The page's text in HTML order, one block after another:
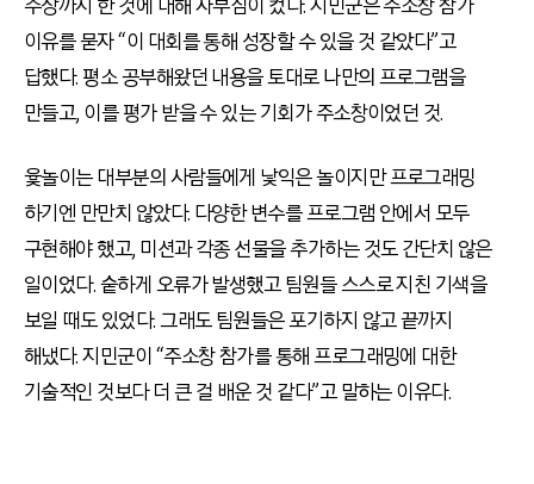
수상까지 한 것에 대해 자부심이 컸다. 지민군은 주소창 참가
이유를 묻자 “이 대회를 통해 성장할 수 있을 것 같았다”고
답했다. 평소 공부해왔던 내용을 토대로 나만의 프로그램을
만들고, 이를 평가 받을 수 있는 기회가 주소창이었던 것.
윷놀이는 대부분의 사람들에게 낯익은 놀이지만 프로그래밍
하기엔 만만치 않았다. 다양한 변수를 프로그램 안에서 모두
구현해야 했고, 미션과 각종 선물을 추가하는 것도 간단치 않은
일이었다. 숱하게 오류가 발생했고 팀원들 스스로 지친 기색을
보일 때도 있었다. 그래도 팀원들은 포기하지 않고 끝까지
해냈다. 지민군이 “주소창 참가를 통해 프로그래밍에 대한
기술적인 것보다 더 큰 걸 배운 것 같다”고 말하는 이유다.